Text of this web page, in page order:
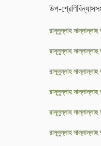
উপ-
রাসূলুল্লাহ
রাসূলুল্লাহ
রাসূলুল্লাহ
রাসূলুল্লাহ
রাসূলুল্লাহ
রাসূলুল্লাহ